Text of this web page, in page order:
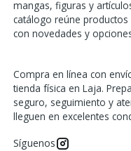
mangas, figuras y
catálogo reúne
con novedades y
Compra en línea con
tienda física en Laja.
seguro, seguimiento y
lleguen en excelentes
Síguenos